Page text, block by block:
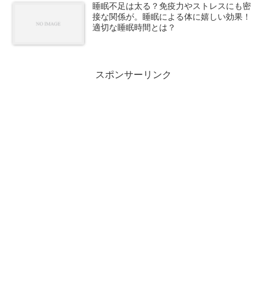
睡眠不足は太る？免疫力やストレスにも密
接な関係が。睡眠による体に嬉しい効果！
適切な睡眠時間とは？
スポンサーリンク